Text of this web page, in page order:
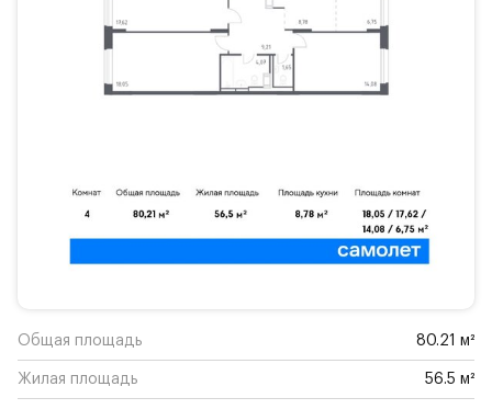
Общая площадь 80.21 м²
Жилая площадь 56.5 м²